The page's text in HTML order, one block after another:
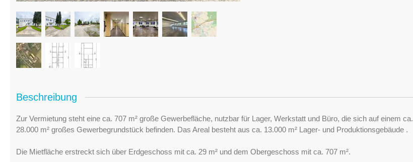
Beschreibung
Zur Vermietung steht eine ca. 707 m² große Gewerbefläche, nutzbar für Lager, Werkstatt und Büro, die sich auf einem ca.
28.000 m² großes Gewerbegrundstück befinden. Das Areal besteht aus ca. 13.000 m² Lager- und Produktionsgebäude .
Die Mietfläche erstreckt sich über Erdgeschoss mit ca. 29 m² und dem Obergeschoss mit ca. 707 m².